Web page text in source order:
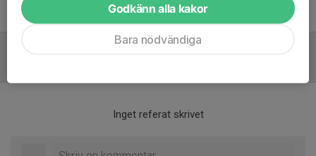
Ass. tränare & ledare U-lag
Inget referat skrivet
Godkänn alla kakor
Bara nödvändiga